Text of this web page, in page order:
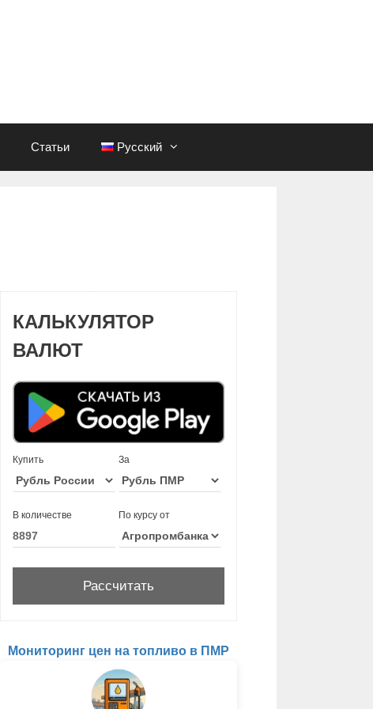
Статьи Русский
КАЛЬКУЛЯТОР
ВАЛЮТ
Купить За
В количестве По курсу от
Мониторинг цен на топливо в ПМР